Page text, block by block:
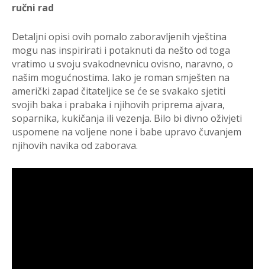
ručni rad
Detaljni opisi ovih pomalo zaboravljenih vještina
mogu nas inspirirati i potaknuti da nešto od toga
vratimo u svoju svakodnevnicu ovisno, naravno, o
našim mogućnostima. Iako je roman smješten na
američki zapad čitateljice se će se svakako sjetiti
svojih baka i prabaka i njihovih priprema ajvara,
soparnika, kukičanja ili vezenja. Bilo bi divno oživjeti
uspomene na voljene none i babe upravo čuvanjem
njihovih navika od zaborava.